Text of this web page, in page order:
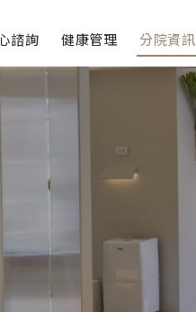
諮詢
磁刺激
分析
檢測
健康管理
進階檢測
分院資訊